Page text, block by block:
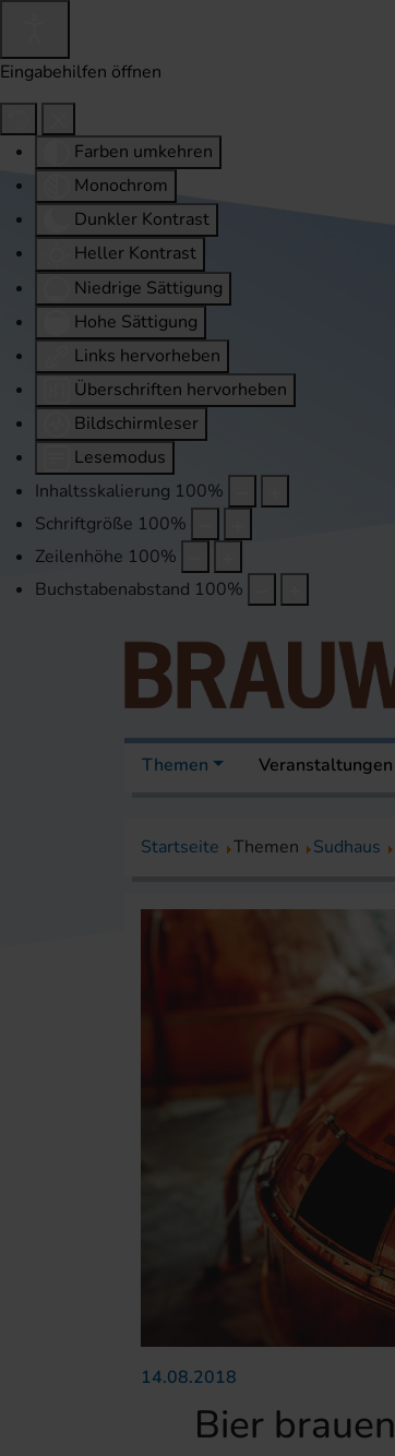
Eingabehilfen öffnen
Farben umkehren
Monochrom
Dunkler Kontrast
Heller Kontrast
Niedrige Sättigung
Hohe Sättigung
Links hervorheben
Überschriften hervorheben
Bildschirmleser
Lesemodus
Inhaltsskalierung 100%
Schriftgröße 100%
Zeilenhöhe 100%
Buchstabenabstand 100%
Themen Veranstaltungen
Startseite Themen Sudhaus
14.08.2018
Bier brauen